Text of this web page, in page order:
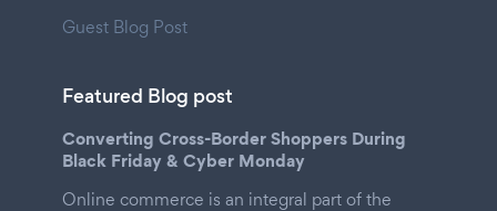
Guest Blog Post
Featured Blog post
Converting Cross-Border Shoppers During
Black Friday & Cyber Monday
Online commerce is an integral part of the